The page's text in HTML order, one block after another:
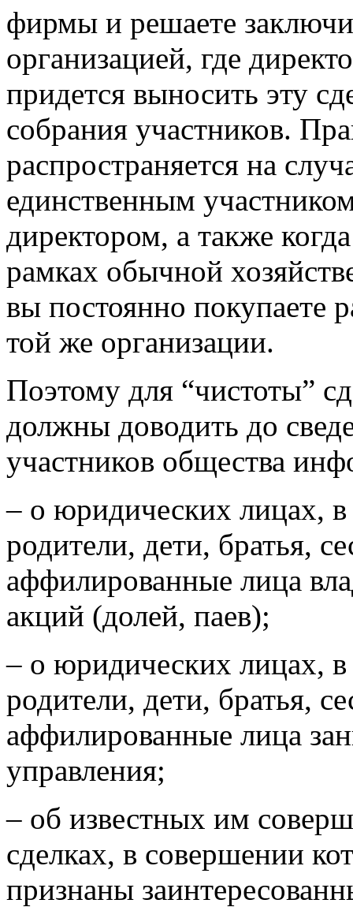
фирмы и решаете
организацией, где
придется выносить эту
собрания участников.
распространяется на
единственным
директором, а также
рамках обычной
вы постоянно покупаете
той же организации.
Поэтому для “чистоты”
должны доводить до
участников общества
– о юридических лицах,
родители, дети, братья,
аффилированные лица
акций (долей, паев);
– о юридических лицах,
родители, дети, братья,
аффилированные лица
управления;
– об известных им
сделках, в совершении
признаны